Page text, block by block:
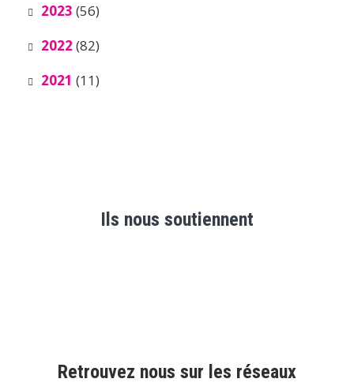
2023 (56)
2022 (82)
2021 (11)
Ils nous soutiennent
Retrouvez nous sur les réseaux